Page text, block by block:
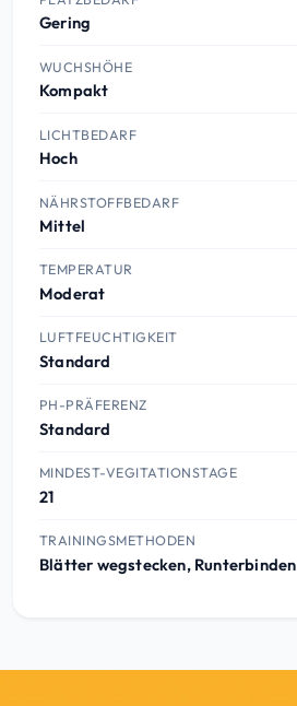
Gering
WUCHSHÖHE
Kompakt
LICHTBEDARF
Hoch
NÄHRSTOFFBEDARF
Mittel
TEMPERATUR
Moderat
LUFTFEUCHTIGKEIT
Standard
PH-PRÄFERENZ
Standard
MINDEST-VEGITATIONSTAGE
21
TRAININGSMETHODEN
Blätter wegstecken, Runterbinden